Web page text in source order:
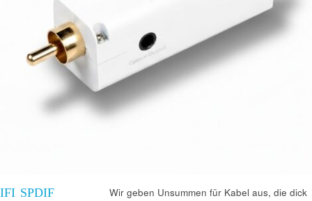
IFI SPDIF
Wir geben Unsummen für Kabel aus, die dick